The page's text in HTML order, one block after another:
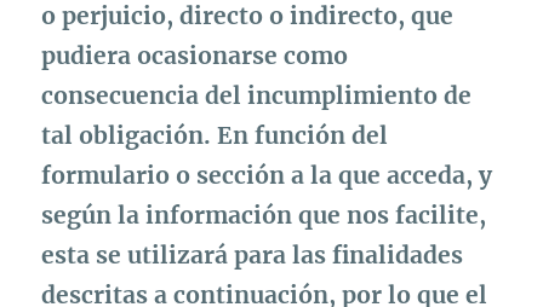
o perjuicio, directo o indirecto, que
pudiera ocasionarse como
consecuencia del incumplimiento de
tal obligación. En función del
formulario o sección a la que acceda, y
según la información que nos facilite,
esta se utilizará para las finalidades
descritas a continuación, por lo que el